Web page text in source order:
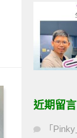
近期留言
「 Pinky